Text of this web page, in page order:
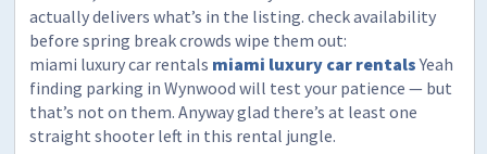
actually delivers what’s in the listing. check availability
before spring break crowds wipe them out:
miami luxury car rentals miami luxury car rentalsYeah
finding parking in Wynwood will test your patience — but
that’s not on them. Anyway glad there’s at least one
straight shooter left in this rental jungle.